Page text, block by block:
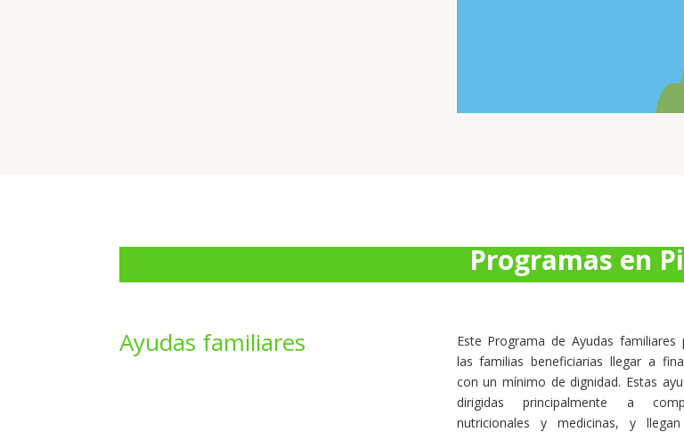
Programas en
Ayudas familiares
Este Programa de Ayudas familiares
las familias beneficiarias llegar a
con un mínimo de dignidad. Estas
dirigidas principalmente a
nutricionales y medicinas, y